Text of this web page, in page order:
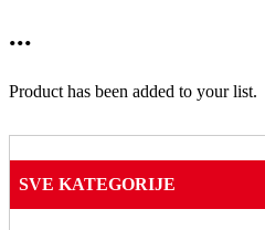
...
Product has been added to your list.
SVE KATEGORIJE